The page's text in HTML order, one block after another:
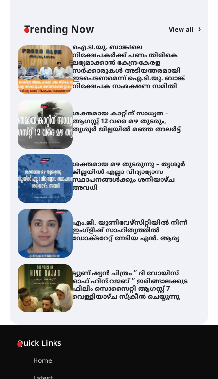
Trending Now View all
ഐ.ടി.യു. ബാങ്കിലെ
നിക്ഷേപകർക്ക് പണം തിരികെ
ലഭ്യമാക്കാൻ കേന്ദ്ര-കേരള
സർക്കാരുകൾ അടിയന്തരമായി
ഇടപെടണമെന്ന് ഐ.ടി.യു. ബാങ്ക്
നിക്ഷേപക സംരക്ഷണ സമിതി
ശക്തമായ കാറ്റിന് സാധ്യത –
ആഗസ്റ്റ് 12 വരെ മഴ തുടരും,
തൃശൂർ ജില്ലയിൽ മഞ്ഞ അലർട്ട്
ശക്തമായ മഴ തുടരുന്നു – തൃശൂർ
ജില്ലയിൽ എല്ലാ വിദ്യാഭ്യാസ
സ്ഥാപനങ്ങൾക്കും ശനിയാഴ്ച
അവധി
എം.ജി. യൂണിവേഴ്‌സിറ്റിയിൽ നിന്ന്
ഇംഗ്ളീഷ് സാഹിത്യത്തിൽ
ഡോക്ടറേറ്റ് നേടിയ എൻ. ആര്യ
ട്യുണീഷ്യൻ ചിത്രം ” ദി വോയിസ്
ഓഫ് ഹിന്ദ് റജബ് ” ഇരിങ്ങാലക്കുട
ഫിലിം സൊസൈറ്റി ആഗസ്റ്റ് 7
വെള്ളിയാഴ്ച സ്‌ക്രീൻ ചെയ്യുന്നു
Quick Links
Home